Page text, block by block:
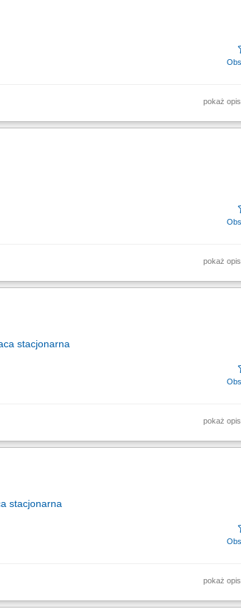
pokaż opis
towaru, kontrola świeżości i dat przydatności do
pokaż opis
oraz dbanie o jego właściwą ekspozycję,
stacjonarna
pokaż opis
ze standardami firmy. Prawidłowa ekspozycja
stacjonarna
pokaż opis
ze standardami firmy. Prawidłowa ekspozycja